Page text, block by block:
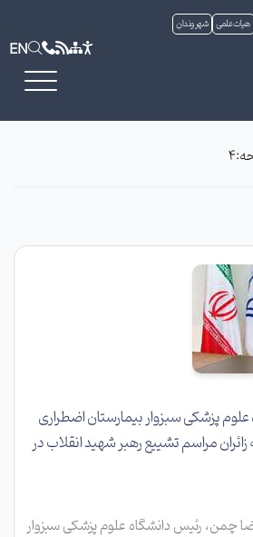
هیات علمی شهروندان
EN
پزشکی سبزوار بیمارستان اضطراری
مراسم تشییع رهبر شهید انقلاب در
چمن، رئیس دانشگاه علوم پزشکی سبزوار